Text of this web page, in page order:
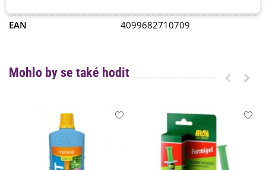
EAN
4099682710709
Mohlo by se také hodit